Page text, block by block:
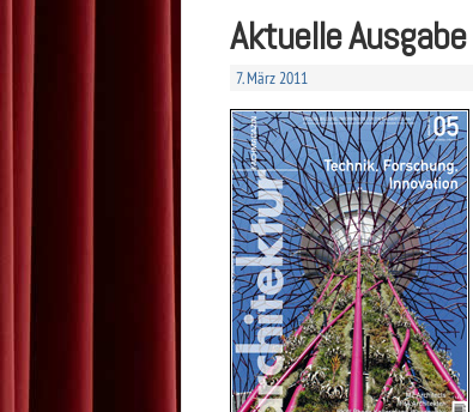
Aktuelle Ausgabe
7. März 2011